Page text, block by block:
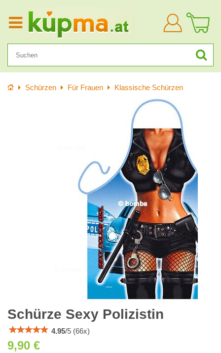
Anmelden
StartseiteSchürzen Für Frauen Klassische Schürzen
Schürze Sexy Polizistin
4.95/5 (66x)
9,90 €